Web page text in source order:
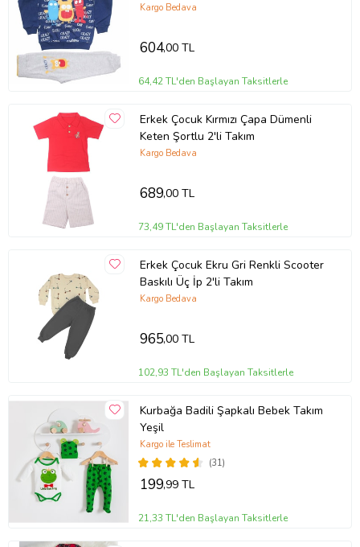
Kargo Bedava
604,00 TL
64,42 TL'den Başlayan Taksitlerle
Erkek Çocuk Kırmızı Çapa Dümenli
Keten Şortlu 2'li Takım
Kargo Bedava
689,00 TL
73,49 TL'den Başlayan Taksitlerle
Erkek Çocuk Ekru Gri Renkli Scooter
Baskılı Üç İp 2'li Takım
Kargo Bedava
965,00 TL
102,93 TL'den Başlayan Taksitlerle
Kurbağa Badili Şapkalı Bebek Takım
Yeşil
(31)
Kargo ile Teslimat
199,99 TL
21,33 TL'den Başlayan Taksitlerle